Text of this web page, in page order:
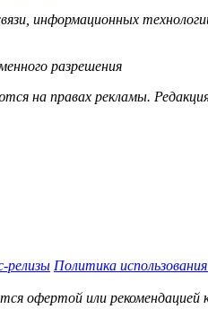
информационных
разрешения
на правах рекламы.
релизы Политика
офертой или рекомендацией